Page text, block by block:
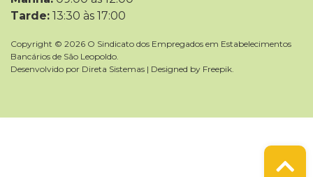
Tarde: 13:30 às 17:00
Copyright © 2026 O Sindicato dos Empregados em Estabelecimentos
Bancários de São Leopoldo.
Desenvolvido por Direta Sistemas | Designed by Freepik.